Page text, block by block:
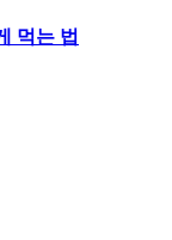
먹는 법